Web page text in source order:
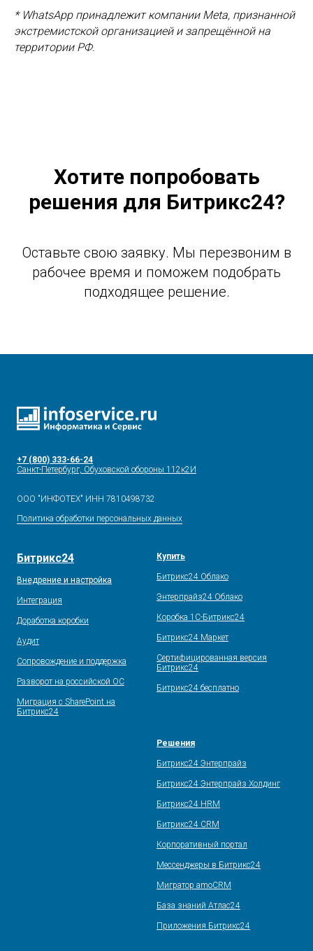
* WhatsApp принадлежит компании Meta, признанной
экстремистской организацией и запрещённой на
территории РФ.
Хотите попробовать
решения для Битрикс24?
Оставьте свою заявку. Мы перезвоним в
рабочее время и поможем подобрать
подходящее решение.
+7 (800) 333-66-24
Санкт-Петербург, Обуховской обороны 112к2И
ООО "ИНФОТЕХ" ИНН 7810498732
Политика обработки персональных данных
Битрикс24
Внедрение и настройка
Интеграция
Доработка коробки
Аудит
Сопровождение и поддержка
Разворот на российской ОС
Миграция с SharePoint на
Битрикс24
Купить
Битрикс24 Облако
Энтерпрайз24 Облако
Коробка 1С-Битрикс24
Битрикс24 Маркет
Сертифицированная версия
Битрикс24
Битрикс24 бесплатно
Решения
Битрикс24 Энтерпрайз
Битрикс24 Энтерпрайз Холдинг
Битрикс24 HRM
Битрикс24 CRM
Корпоративный портал
Мессенджеры в Битрикс24
Мигратор amoCRM
База знаний Атлас24
Приложения Битрикс24